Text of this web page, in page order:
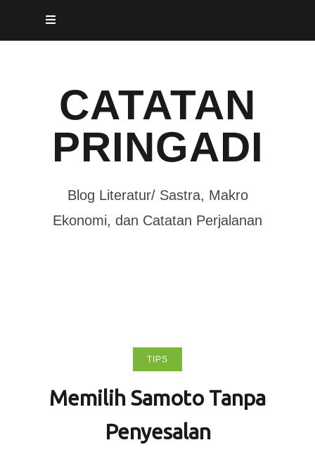
CATATAN
PRINGADI
Blog Literatur/ Sastra, Makro
Ekonomi, dan Catatan Perjalanan
TIPS
Memilih Samoto Tanpa
Penyesalan